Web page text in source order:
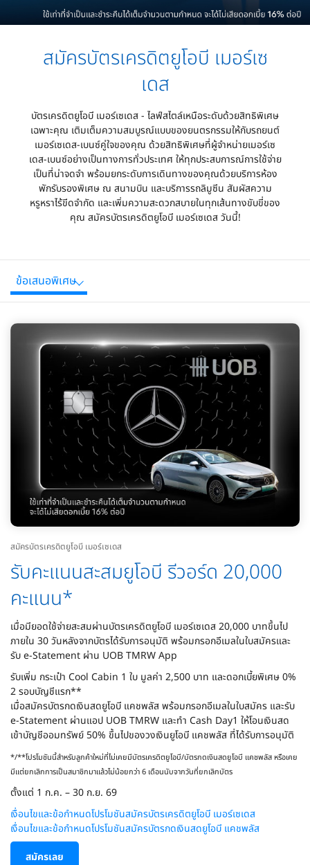
สมัครบัตรเครดิตยูโอบี เมอร์เซ
เดส
บัตรเครดิตยูโอบี เมอร์เซเดส - ไลฟ์สไตล์เหนือระดับด้วยสิทธิพิเศษ
เฉพาะคุณ เติมเต็มความสมบูรณ์แบบของยนตรกรรมให้กับรถยนต์
เมอร์เซเดส-เบนซ์คู่ใจของคุณ ด้วยสิทธิพิเศษที่ผู้จำหน่ายเมอร์เซ
เดส-เบนซ์อย่างเป็นทางการทั่วประเทศ ให้ทุกประสบการณ์การใช้จ่าย
เป็นที่น่าจดจำ พร้อมยกระดับการเดินทางของคุณด้วยบริการห้อง
พักรับรองพิเศษ ณ สนามบิน และบริการรถลิมูซีน สัมผัสความ
หรูหราไร้ขีดจำกัด และเพิ่มความสะดวกสบายในทุกเส้นทางขับขี่ของ
คุณ สมัครบัตรเครดิตยูโอบี เมอร์เซเดส วันนี้!
ข้อเสนอพิเศษ
สมัครบัตรเครดิตยูโอบี เมอร์เซเดส
รับคะแนนสะสมยูโอบี รีวอร์ด 20,000
คะแนน*​
เมื่อมียอดใช้จ่ายสะสมผ่านบัตรเครดิตยูโอบี เมอร์เซเดส 20,000 บาทขึ้นไป
ภายใน 30 วันหลังจากบัตรได้รับการอนุมัติ พร้อมกรอกอีเมลในใบสมัครและ
รับ e-Statement ผ่าน UOB TMRW App​
รับเพิ่ม กระเป๋า Cool Cabin 1 ใบ มูลค่า 2,500 บาท และดอกเบี้ยพิเศษ 0%
2 รอบบัญชีแรก**
เมื่อสมัครบัตรกดเงินสดยูโอบี แคชพลัส พร้อมกรอกอีเมลในใบสมัคร​ และรับ
e-Statement ผ่านแอป UOB TMRW​ และทำ Cash Day1 ให้โอนเงินสด
เข้าบัญชีออมทรัพย์ 50% ขึ้นไปของวงเงินยูโอบี แคชพลัส ที่ได้รับการอนุมัติ
*/**โปรโมชันนี้สำหรับลูกค้าใหม่ที่ไม่เคยมีบัตรเครดิตยูโอบี/บัตรกดเงินสดยูโอบี แคชพลัส หรือเคย
มีแต่ยกเลิกการเป็นสมาชิกมาแล้วไม่น้อยกว่า 6 เดือนนับจากวันที่ยกเลิกบัตร​
ตั้งแต่ 1 ก.ค. – 30 ก.ย. 69​
เงื่อนไขและข้อกำหนดโปรโมชันสมัครบัตรเครดิตยูโอบี เมอร์เซเดส​
เงื่อนไขและข้อกำหนดโปรโมชันสมัครบัตรกดเงินสดยูโอบี แคชพลัส​
สมัครเลย